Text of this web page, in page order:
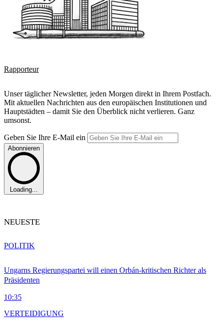
Rapporteur
Unser täglicher Newsletter, jeden Morgen direkt in Ihrem Postfach.
Mit aktuellen Nachrichten aus den europäischen Institutionen und
Hauptstädten – damit Sie den Überblick nicht verlieren. Ganz
umsonst.
Geben Sie Ihre E-Mail ein
Abonnieren
Loading...
NEUESTE
Ungarns Regierungspartei will einen Orbán-kritischen Richter als
Präsidenten
10:35
POLITIK
VERTEIDIGUNG